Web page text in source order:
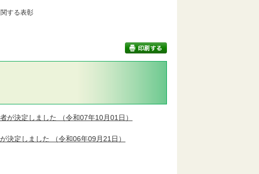
する表彰
が決定しました （令和07年10月01日）
決定しました （令和06年09月21日）